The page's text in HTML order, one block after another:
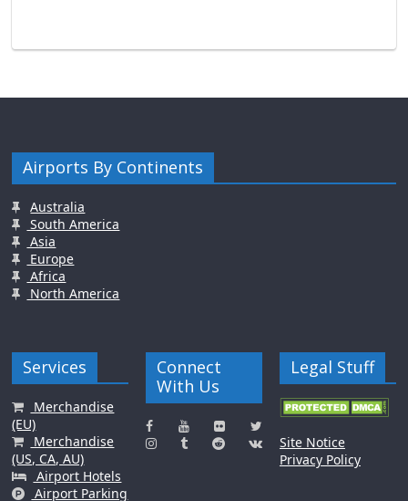
Airports By Continents
Australia
South America
Asia
Europe
Africa
North America
Services
Merchandise
(EU)
Merchandise
(US, CA, AU)
Airport Hotels
Airport Parking
Connect
With Us
Legal Stuff
Site Notice
Privacy Policy